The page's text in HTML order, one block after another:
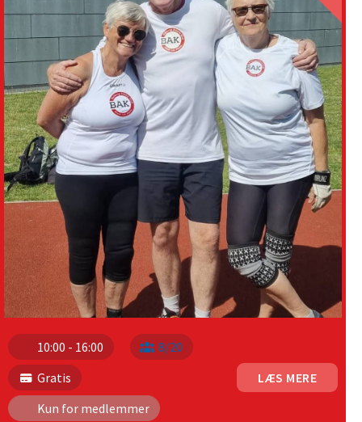
10:00 - 16:00
8/20
Gratis
Kun for medlemmer
LÆS MERE